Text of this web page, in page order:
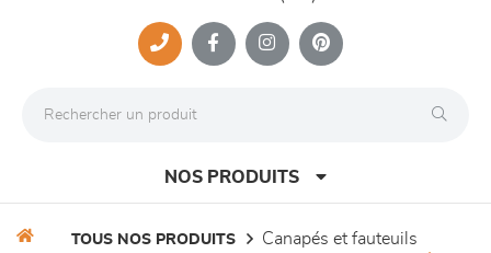
NOS PRODUITS
TOUS NOS PRODUITS canapés et fauteuils